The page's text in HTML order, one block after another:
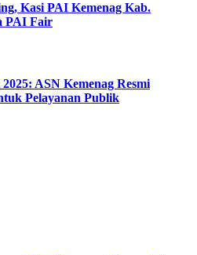
Kasi PAI Kemenag Kab.
PAI Fair
ASN Kemenag Resmi
Pelayanan Publik